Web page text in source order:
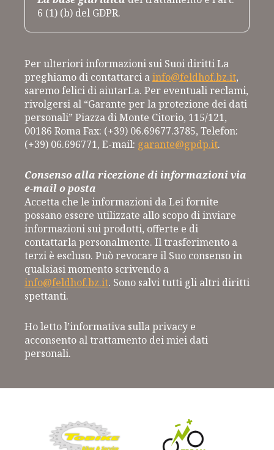
6 (1) (b) del GDPR.
Per ulteriori informazioni sui Suoi diritti La
preghiamo di contattarci ainfo@feldhof.bz.it,
saremo felici di aiutarLa. Per eventuali reclami,
rivolgersi al “Garante per la protezione dei dati
personali” Piazza di Monte Citorio, 115/121,
00186 Roma Fax: (+39) 06.69677.3785, Telefon:
(+39) 06.696771, E-mail: garante@gpdp.it.
Consenso alla ricezione di informazioni via
e-mail o posta
Accetta che le informazioni da Lei fornite
possano essere utilizzate allo scopo di inviare
informazioni sui prodotti, offerte e di
contattarla personalmente. Il trasferimento a
terzi è escluso. Può revocare il Suo consenso in
qualsiasi momento scrivendo a
info@feldhof.bz.it. Sono salvi tutti gli altri diritti
spettanti.
Ho letto l’informativa sulla privacy e
acconsento al trattamento dei miei dati
personali.